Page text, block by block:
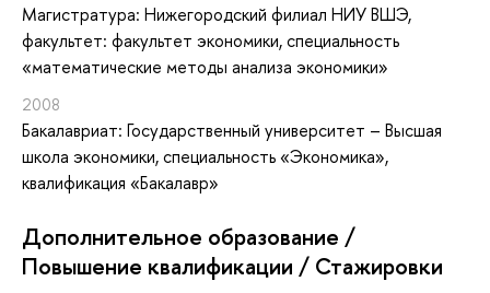
Магистратура: Нижегородский филиал НИУ ВШЭ,
факультет: факультет экономики, специальность
«математические методы анализа экономики»
2008
Бакалавриат: Государственный университет – Высшая
школа экономики, специальность «Экономика»,
квалификация «Бакалавр»
Дополнительное образование /
Повышение квалификации / Стажировки